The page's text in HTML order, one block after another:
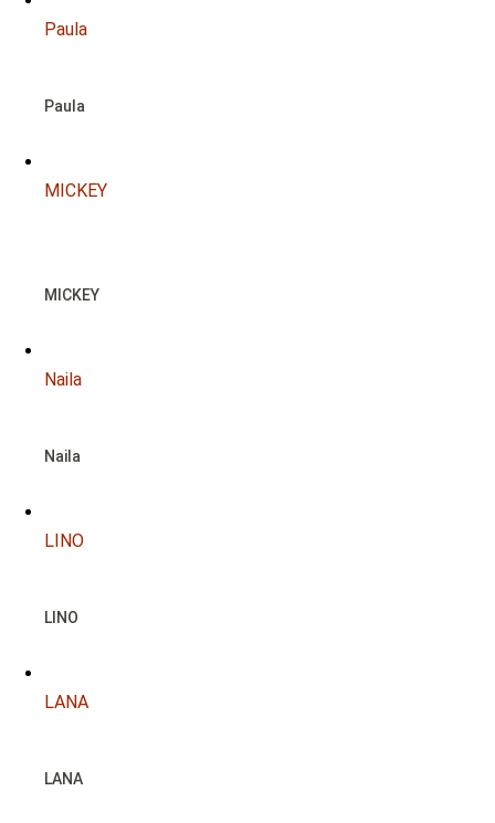
Paula
Paula
MICKEY
MICKEY
Naila
Naila
LINO
LINO
LANA
LANA